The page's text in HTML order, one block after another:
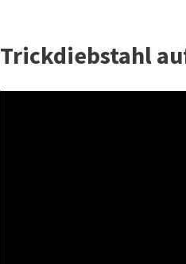
Trickdiebstahl